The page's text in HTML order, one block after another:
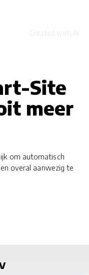
Site
meer
om automatisch
overal aanwezig te